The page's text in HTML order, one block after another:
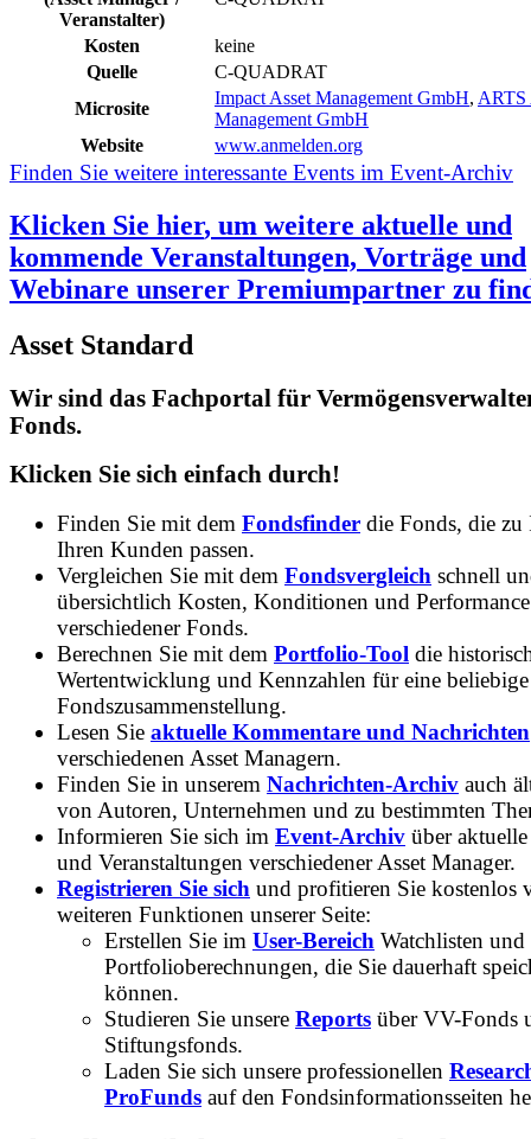
Veranstalter)
Kosten
keine
Quelle
C-QUADRAT
Microsite
Impact Asset Management GmbH, ARTS
Management GmbH
Website
www.anmelden.org
Finden Sie weitere interessante Events im Event-Archiv
Klicken Sie hier, um weitere aktuelle und
kommende Veranstaltungen, Vorträge und
Webinare unserer Premiumpartner zu
Asset Standard
Wir sind das Fachportal für
Fonds.
Klicken Sie sich einfach durch!
Finden Sie mit dem Fondsfinder die Fonds, die zu
Ihren Kunden passen.
Vergleichen Sie mit dem Fondsvergleich schnell
übersichtlich Kosten, Konditionen und Performance
verschiedener Fonds.
Berechnen Sie mit dem Portfolio-Tool die
Wertentwicklung und Kennzahlen für eine beliebige
Fondszusammenstellung.
Lesen Sie aktuelle Kommentare und Nachrichten
verschiedenen Asset Managern.
Finden Sie in unserem Nachrichten-Archiv auch
von Autoren, Unternehmen und zu bestimmten
Informieren Sie sich im Event-Archiv über
und Veranstaltungen verschiedener Asset Manager.
Registrieren Sie sich und profitieren Sie kostenlos
weiteren Funktionen unserer Seite:
Erstellen Sie im User-Bereich Watchlisten und
Portfolioberechnungen, die Sie dauerhaft
können.
Studieren Sie unsere Reports über VV-Fonds
Stiftungsfonds.
Laden Sie sich unsere professionellen
ProFunds auf den Fondsinformationsseiten